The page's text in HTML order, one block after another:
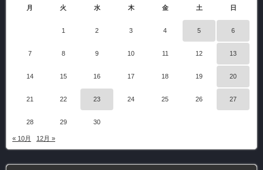
月 火 水 木 金 土 日
1 2 3 4 5 6
7 8 9 10 11 12 13
14 15 16 17 18 19 20
21 22 23 24 25 26 27
28 29 30
« 10月 12月 »